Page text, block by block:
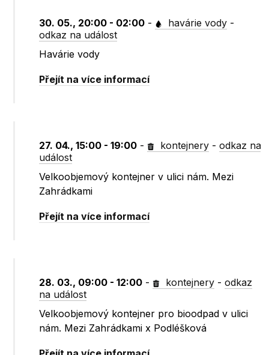
30. 05., 20:00 - 02:00 - havárie vody -
odkaz na událost
Havárie vody
Přejít na více informací
27. 04., 15:00 - 19:00 - kontejnery -odkaz na
událost
Velkoobjemový kontejner v ulici nám. Mezi
Zahrádkami
Přejít na více informací
28. 03., 09:00 - 12:00 - kontejnery -odkaz
na událost
Velkoobjemový kontejner pro bioodpad v ulici
nám. Mezi Zahrádkami x Podléšková